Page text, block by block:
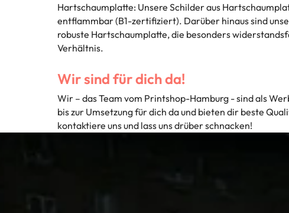
Hartschaumplatte: Unsere Schilder aus
entflammbar (B1-zertifiziert). Darüber hinaus sind
robuste Hartschaumplatte, die besonders
Verhältnis.
Wir sind für dich da!
Wir – das Team vom Printshop-Hamburg - sind als
bis zur Umsetzung für dich da und bieten dir beste
kontaktiere uns und lass uns drüber schnacken!